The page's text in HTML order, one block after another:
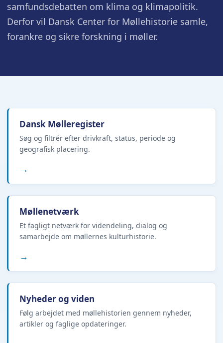
samfundsdebatten om klima og klimapolitik.
Derfor vil Dansk Center for Møllehistorie samle,
forankre og sikre forskning i møller.
Dansk Mølleregister
Søg og filtrér efter drivkraft, status, periode og
geografisk placering.
→
Møllenetværk
Et fagligt netværk for videndeling, dialog og
samarbejde om møllernes kulturhistorie.
→
Nyheder og viden
Følg arbejdet med møllehistorien gennem nyheder,
artikler og faglige opdateringer.